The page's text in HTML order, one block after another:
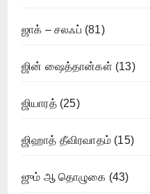
ஜாக் – சலஃப் (81)
ஜின் ஷைத்தான்கள் (13)
ஜியாரத்(25)
ஜிஹாத் தீவிரவாதம் (15)
ஜும் ஆ தொழுகை (43)